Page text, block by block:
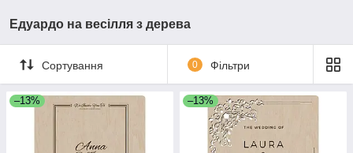
Едуардо на весілля з дерева
Сортування 0 Фільтри
–13% –13%